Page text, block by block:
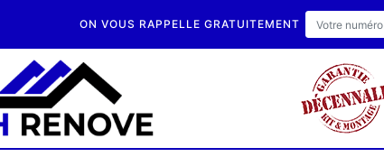
ON VOUS RAPPELLE GRATUITEMENT